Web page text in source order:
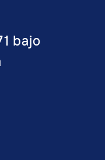
bajo